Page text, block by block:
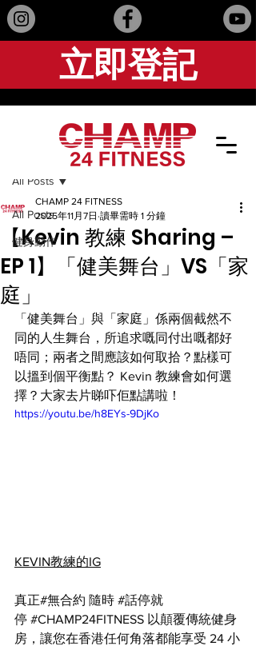
立即登記
All Posts
健身動作
All Posts
【Kevin 教練 Sharing –
EP 1】「健美舞台」VS「家
庭」
CHAMP 24 FITNESS
2025年11月7日 讀畢需時 1 分鐘
「健美舞台」與「家庭」係兩個截然不
同的人生舞台，所追求嘅同付出嘅都好
唔同；兩者之間應該如何取拾？點樣可
以搵到個平衡點？ Kevin 教練會如何選
擇？大家去片睇吓佢點講啦！
https://youtu.be/h8EYs-9DjKo
KEVIN教練的IG
真正#無合約 隨時 #話停就
停 #CHAMP24FITNESS 以顛覆傳統健身
房，讓您在香港任何角落都能享受 24 小